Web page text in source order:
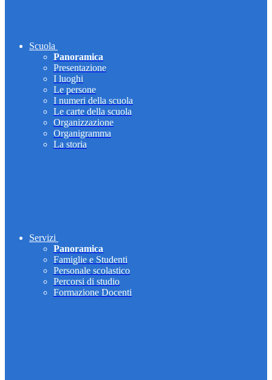
Scuola
Panoramica
Presentazione
I luoghi
Le persone
I numeri della scuola
Le carte della scuola
Organizzazione
Organigramma
La storia
Servizi
Panoramica
Famiglie e Studenti
Personale scolastico
Percorsi di studio
Formazione Docenti